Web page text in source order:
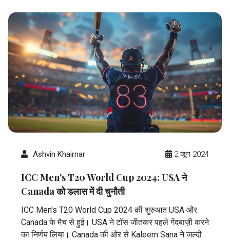
Ashvin Khairnar 2 जून 2024
ICC Men's T20 World Cup 2024: USA ने
Canada को डलास में दी चुनौती
ICC Men's T20 World Cup 2024 की शुरुआत USA और
Canada के मैच से हुई। USA ने टॉस जीतकर पहले गेंदबाज़ी करने
का निर्णय लिया। Canada की ओर से Kaleem Sana ने जल्दी